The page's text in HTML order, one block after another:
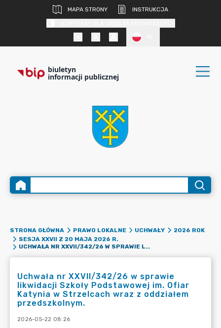
MAPA STRONY
INSTRUKCJA
biuletyn
informacji publicznej
STRONA GŁÓWNA PRAWO LOKALNE UCHWAŁY
2026 ROK
SESJA XXVII Z 20 MAJA 2026 R.
UCHWAŁA NR XXVII/342/26 W SPRAWIE LIKWIDACJI SZKOŁY PODSTAWOWEJ IM. OFIAR KATYNIA W STRZELCACH WRAZ Z ODDZIAŁEM PRZEDSZKOLNYM.
Uchwała nr XXVII/342/26 w sprawie
likwidacji Szkoły Podstawowej im. Ofiar
Katynia w Strzelcach wraz z oddziałem
przedszkolnym.
2026-05-22 08:26